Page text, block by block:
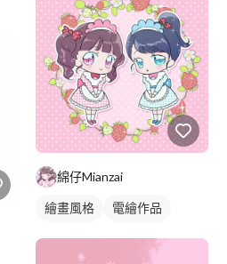
綿仔Mianzai
繪畫風格
電繪作品